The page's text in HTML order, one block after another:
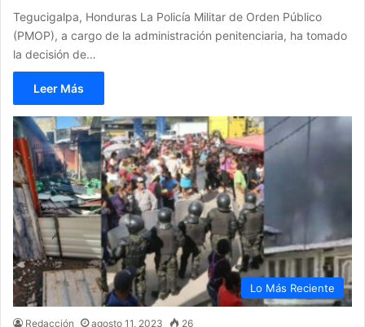
Tegucigalpa, Honduras La Policía Militar de Orden Público
(PMOP), a cargo de la administración penitenciaria, ha tomado
la decisión de…
Leer Más
Lo Más Reciente
Redacción agosto 11, 2023 26